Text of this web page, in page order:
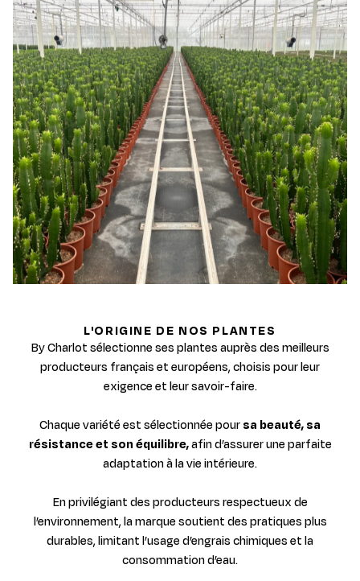
L'ORIGINE DE NOS PLANTES
By Charlot sélectionne ses plantes auprès des meilleurs
producteurs français et européens, choisis pour leur
exigence et leur savoir-faire.
Chaque variété est sélectionnée poursa beauté, sa
résistance et son équilibre,afin d’assurer une parfaite
adaptation à la vie intérieure.
En privilégiant des producteurs respectueux de
l’environnement, la marque soutient des pratiques plus
durables, limitant l’usage d’engrais chimiques et la
consommation d’eau.